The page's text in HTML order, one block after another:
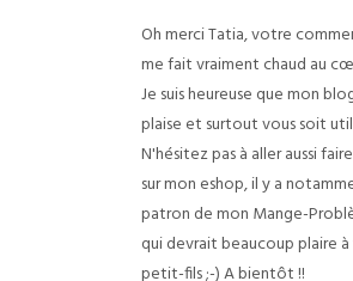
Oh merci Tatia, votre
me fait vraiment chaud au
Je suis heureuse que mon
plaise et surtout vous soit
N'hésitez pas à aller aussi
sur mon eshop, il y a
patron de mon Mange-
qui devrait beaucoup plaire
petit-fils ;-) A bientôt !!